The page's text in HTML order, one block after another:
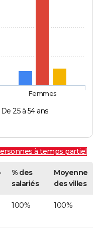
De 25 à 54 ans
Femmes
à temps partiel
% des
salariés
Moyenne
des villes
100% 100%